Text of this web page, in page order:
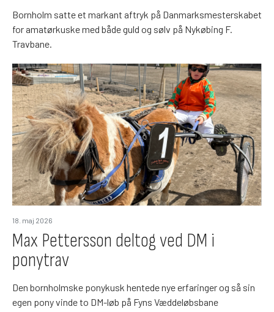
Bornholm satte et markant aftryk på Danmarksmesterskabet
for amatørkuske med både guld og sølv på Nykøbing F.
Travbane.
18. maj 2026
Max Pettersson deltog ved DM i
ponytrav
Den bornholmske ponykusk hentede nye erfaringer og så sin
egen pony vinde to DM-løb på Fyns Væddeløbsbane